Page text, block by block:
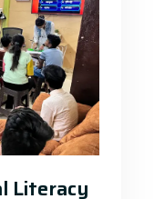
Literacy